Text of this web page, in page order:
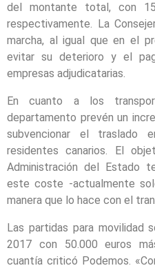
del montante total, con
respectivamente. La
marcha, al igual que en el
evitar su deterioro y el
empresas adjudicatarias.
En cuanto a los
departamento prevén un
subvencionar el
residentes canarios. El
Administración del Estado
este coste -actualmente
manera que lo hace con el
Las partidas para movilidad
2017 con 50.000 euros
cuantía criticó Podemos.